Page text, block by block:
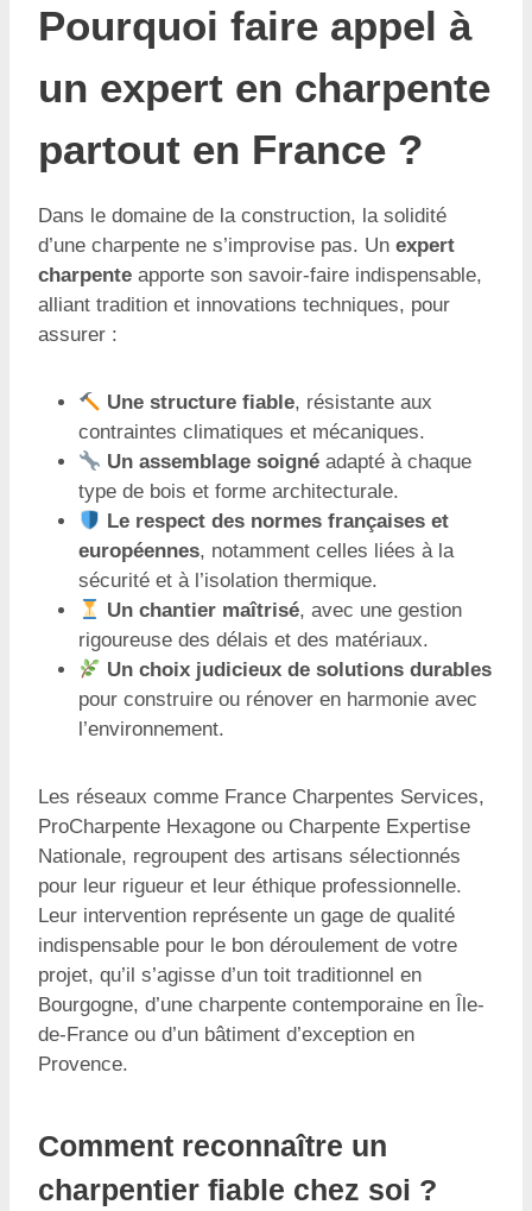
Pourquoi faire appel à
un expert en charpente
partout en France ?
Dans le domaine de la construction, la solidité
d’une charpente ne s’improvise pas. Un expert
charpente apporte son savoir-faire indispensable,
alliant tradition et innovations techniques, pour
assurer :
Une structure fiable, résistante aux
contraintes climatiques et mécaniques.
Un assemblage soigné adapté à chaque
type de bois et forme architecturale.
Le respect des normes françaises et
européennes, notamment celles liées à la
sécurité et à l’isolation thermique.
Un chantier maîtrisé, avec une gestion
rigoureuse des délais et des matériaux.
Un choix judicieux de solutions durables
pour construire ou rénover en harmonie avec
l’environnement.
Les réseaux comme France Charpentes Services,
ProCharpente Hexagone ou Charpente Expertise
Nationale, regroupent des artisans sélectionnés
pour leur rigueur et leur éthique professionnelle.
Leur intervention représente un gage de qualité
indispensable pour le bon déroulement de votre
projet, qu’il s’agisse d’un toit traditionnel en
Bourgogne, d’une charpente contemporaine en Île-
de-France ou d’un bâtiment d’exception en
Provence.
Comment reconnaître un
charpentier fiable chez soi ?